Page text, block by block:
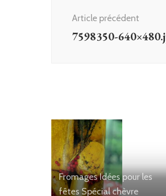
d'article
Article précédent
7598350-
FromagesIdées pour les
fêtes Spécial chèvre